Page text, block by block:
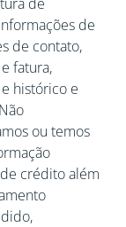
de
de contato,
fatura,
histórico e
ou temos
crédito além